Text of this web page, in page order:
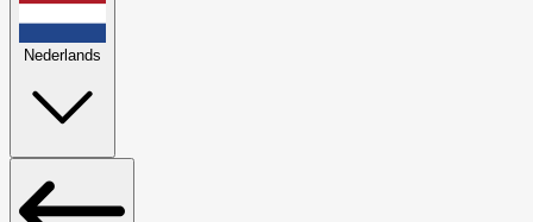
Nederlands